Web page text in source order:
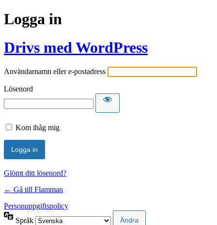
Logga in
Drivs med WordPress
Användarnamn eller e-postadress
Lösenord
Kom ihåg mig
Glömt ditt lösenord?
← Gå till Flamman
Personuppgiftspolicy
Språk